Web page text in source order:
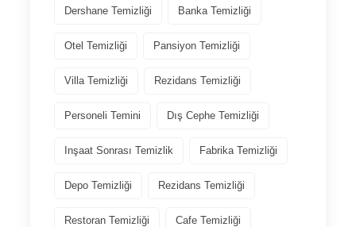
Dershane Temizliği Banka Temizliği
Otel Temizliği Pansiyon Temizliği
Villa Temizliği Rezidans Temizliği
Personeli Temini Dış Cephe Temizliği
Inşaat Sonrası Temizlik Fabrika Temizliği
Depo Temizliği Rezidans Temizliği
Restoran Temizliği Cafe Temizliği